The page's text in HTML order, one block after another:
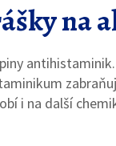
na
i na další